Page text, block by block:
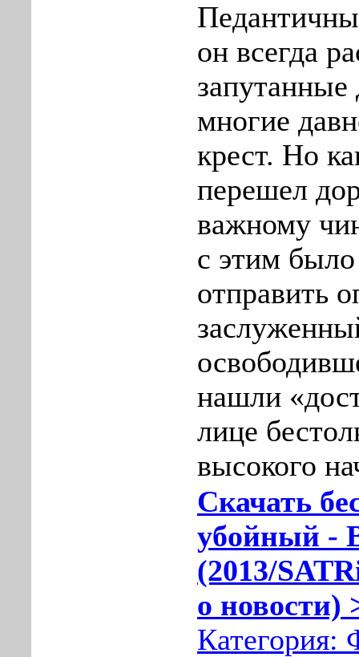
он всегда
запутанные
многие
крест. Но
перешел
важному
с этим
отправить
нашли
лице
высокого
Скачать
убойный -
(2013/
о новости)
Категория: